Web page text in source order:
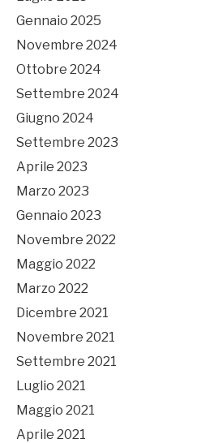
Gennaio 2025
Novembre 2024
Ottobre 2024
Settembre 2024
Giugno 2024
Settembre 2023
Aprile 2023
Marzo 2023
Gennaio 2023
Novembre 2022
Maggio 2022
Marzo 2022
Dicembre 2021
Novembre 2021
Settembre 2021
Luglio 2021
Maggio 2021
Aprile 2021